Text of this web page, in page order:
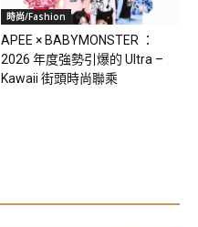
時尚/Fashion
APEE × BABYMONSTER ：
2026 年度強勢引爆的 Ultra –
Kawaii 街頭時尚聯乘